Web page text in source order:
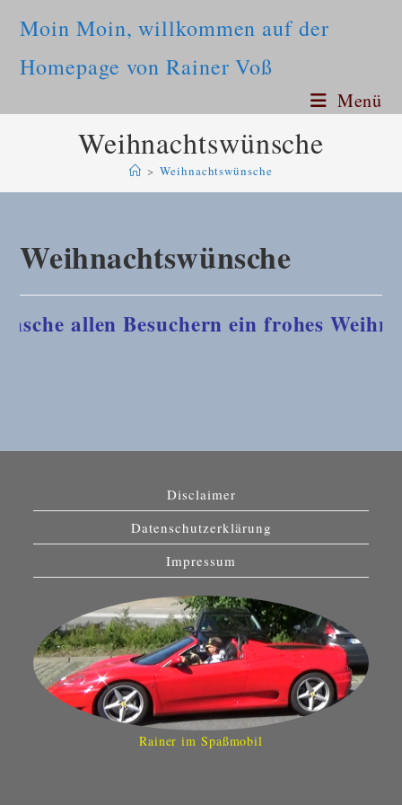
Moin Moin, willkommen auf der
Homepage von Rainer Voß
Menü
Weihnachtswünsche
> Weihnachtswünsche
Weihnachtswünsche
allen Besuchern ein frohes
Disclaimer
Datenschutzerklärung
Impressum
Rainer im Spaßmobil